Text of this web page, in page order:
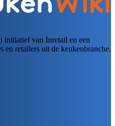
van Inretail en een
en retailers uit de keukenbranche.